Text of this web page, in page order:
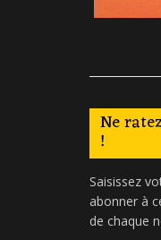
Ne
!
Saisissez
abonner à
de chaque